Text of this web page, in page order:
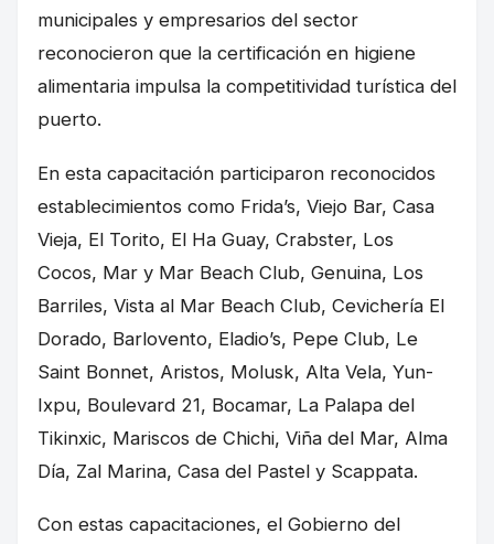
municipales y empresarios del sector
reconocieron que la certificación en higiene
alimentaria impulsa la competitividad turística del
puerto.
En esta capacitación participaron reconocidos
establecimientos como Frida’s, Viejo Bar, Casa
Vieja, El Torito, El Ha Guay, Crabster, Los
Cocos, Mar y Mar Beach Club, Genuina, Los
Barriles, Vista al Mar Beach Club, Cevichería El
Dorado, Barlovento, Eladio’s, Pepe Club, Le
Saint Bonnet, Aristos, Molusk, Alta Vela, Yun-
Ixpu, Boulevard 21, Bocamar, La Palapa del
Tikinxic, Mariscos de Chichi, Viña del Mar, Alma
Día, Zal Marina, Casa del Pastel y Scappata.
Con estas capacitaciones, el Gobierno del